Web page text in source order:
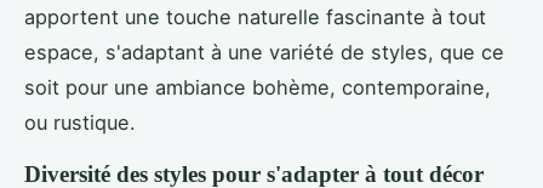
apportent une touche naturelle fascinante à tout
espace, s'adaptant à une variété de styles, que ce
soit pour une ambiance bohème, contemporaine,
ou rustique.
Diversité des styles pour s'adapter à tout décor